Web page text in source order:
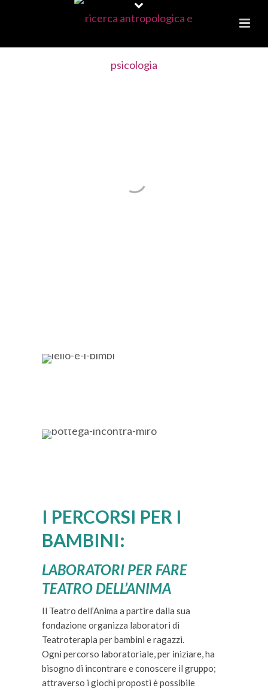
I PERCORSI PER I
BAMBINI:
LABORATORI PER FARE
TEATRO DELL’ANIMA
Il Teatro dell’Anima a partire dalla sua
fondazione organizza laboratori di
Teatroterapia per bambini e ragazzi.
Ogni percorso laboratoriale, per iniziare, ha
bisogno di incontrare e conoscere il gruppo;
attraverso i giochi proposti è possibile